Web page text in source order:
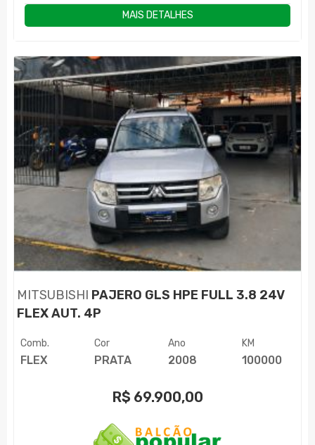
MAIS DETALHES
MITSUBISHI PAJERO GLS HPE FULL 3.8 24V
FLEX AUT. 4P
Comb.
FLEX
Cor
PRATA
Ano
2008
KM
100000
R$ 69.900,00